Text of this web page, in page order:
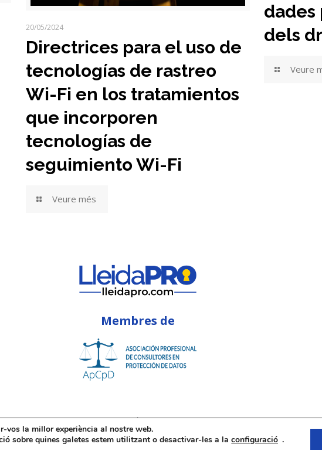
20/05/2024
Directrices para el uso de
tecnologías de rastreo
Wi-Fi en los tratamientos
que incorporen
tecnologías de
seguimiento Wi-Fi
Veure més
dades
dels
Veure
Membres de
vos la millor experiència al nostre web.
sobre quines galetes estem utilitzant o desactivar-les a laconfiguració .